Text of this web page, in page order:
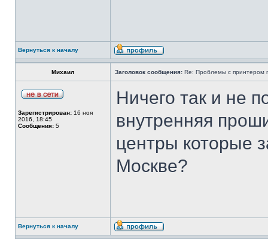
Вернуться к началу
Михаил Заголовок сообщения: Re: Проблемы с принтером
Зарегистрирован: 16 ноя
2016, 18:45
Сообщения: 5
Ничего так и не
внутренняя
центры которые
Москве?
Вернуться к началу